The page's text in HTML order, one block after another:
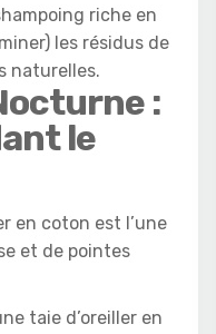
riche en
les résidus de
naturelles.
:
le
en coton est l’une
et de pointes
taie d’oreiller en